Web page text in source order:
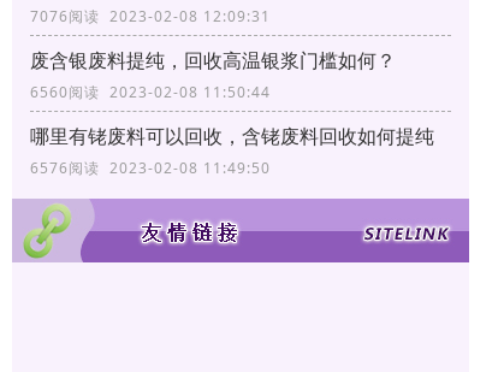
7076阅读 2023-02-08 12:09:31
废含银废料提纯，回收高温银浆门槛如何？
6560阅读 2023-02-08 11:50:44
哪里有铑废料可以回收，含铑废料回收如何提纯
6576阅读 2023-02-08 11:49:50